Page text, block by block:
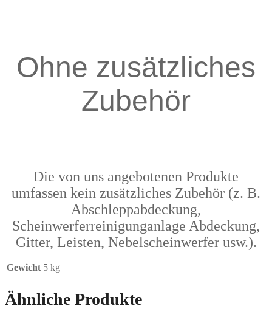
Ohne zusätzliches
Zubehör
Die von uns angebotenen Produkte
umfassen kein zusätzliches Zubehör (z. B.
Abschleppabdeckung,
Scheinwerferreinigunganlage Abdeckung,
Gitter, Leisten, Nebelscheinwerfer usw.).
Gewicht 5 kg
Ähnliche Produkte